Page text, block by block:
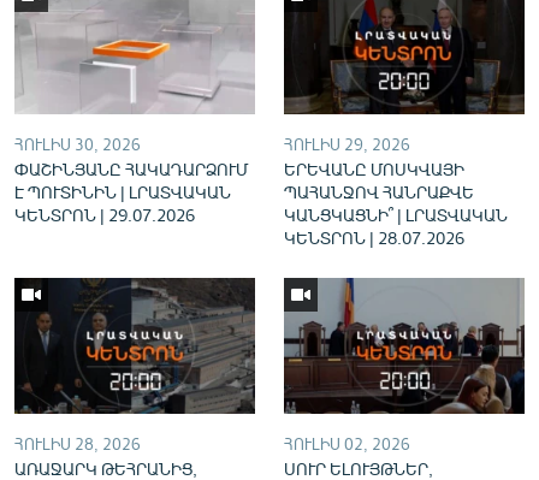
Русский
ՀԵՏԵՎԵՔ ՄԵԶ
ՀՈՒԼԻՍ 30, 2026
ՓԱՇԻՆՅԱՆԸ ՀԱԿԱԴԱՐՁՈՒՄ
Է ՊՈՒՏԻՆԻՆ | ԼՐԱՏՎԱԿԱՆ
ԿԵՆՏՐՈՆ | 29.07.2026
ՀՈՒԼԻՍ 29, 2026
ԵՐԵՎԱՆԸ ՄՈՍԿՎԱՅԻ
ՊԱՀԱՆՋՈՎ ՀԱՆՐԱՔՎԵ
ԿԱՆՑԿԱՑՆԻ՞ | ԼՐԱՏՎԱԿԱՆ
ԿԵՆՏՐՈՆ | 28.07.2026
ՀՈՒԼԻՍ 28, 2026
ԱՌԱՋԱՐԿ ԹԵՀՐԱՆԻՑ,
ՀՈՒԼԻՍ 02, 2026
ՍՈՒՐ ԵԼՈՒՅԹՆԵՐ,